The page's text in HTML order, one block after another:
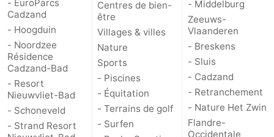
- EuroParcs
Cadzand
- Hoogduin
- Noordzee
Résidence
Cadzand-Bad
- Resort
Nieuwvliet-Bad
- Schoneveld
- Strand Resort
Centres de bien-
être
Villages & villes
Nature
Sports
- Piscines
- Équitation
- Terrains de golf
- Surfen
- Middelburg
Zeeuws-
Vlaanderen
- Breskens
- Sluis
- Cadzand
- Retranchement
- Nature Het Zwin
Flandre-
Occidentale